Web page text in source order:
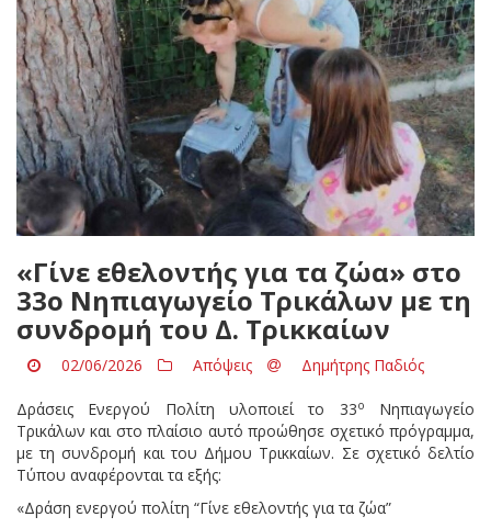
«Γίνε εθελοντής για τα ζώα» στο
33ο Νηπιαγωγείο Τρικάλων με τη
συνδρομή του Δ. Τρικκαίων
02/06/2026 Απόψεις Δημήτρης Παδιός
Δράσεις Ενεργού Πολίτη υλοποιεί το 33ο
Νηπιαγωγείο
Τρικάλων και στο πλαίσιο αυτό προώθησε σχετικό πρόγραμμα,
με τη συνδρομή και του Δήμου Τρικκαίων. Σε σχετικό δελτίο
Τύπου αναφέρονται τα εξής:
«Δράση ενεργού πολίτη “Γίνε εθελοντής για τα ζώα”